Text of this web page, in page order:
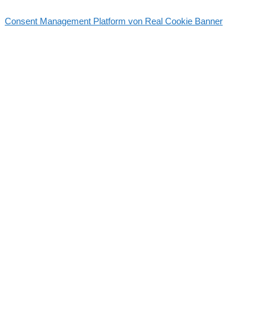
Consent Management Platform von Real Cookie Banner